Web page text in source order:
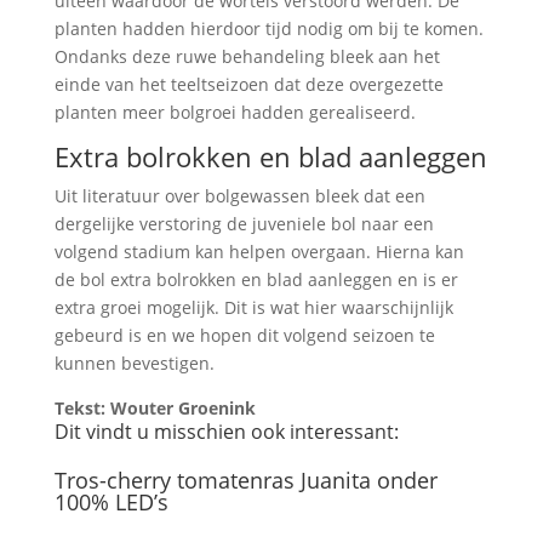
planten hadden hierdoor tijd nodig om bij te komen.
Ondanks deze ruwe behandeling bleek aan het
einde van het teeltseizoen dat deze overgezette
planten meer bolgroei hadden gerealiseerd.
Extra bolrokken en blad aanleggen
Uit literatuur over bolgewassen bleek dat een
dergelijke verstoring de juveniele bol naar een
volgend stadium kan helpen overgaan. Hierna kan
de bol extra bolrokken en blad aanleggen en is er
extra groei mogelijk. Dit is wat hier waarschijnlijk
gebeurd is en we hopen dit volgend seizoen te
kunnen bevestigen.
Tekst: Wouter Groenink
Dit vindt u misschien ook interessant:
Tros-cherry tomatenras Juanita onder
100% LED’s